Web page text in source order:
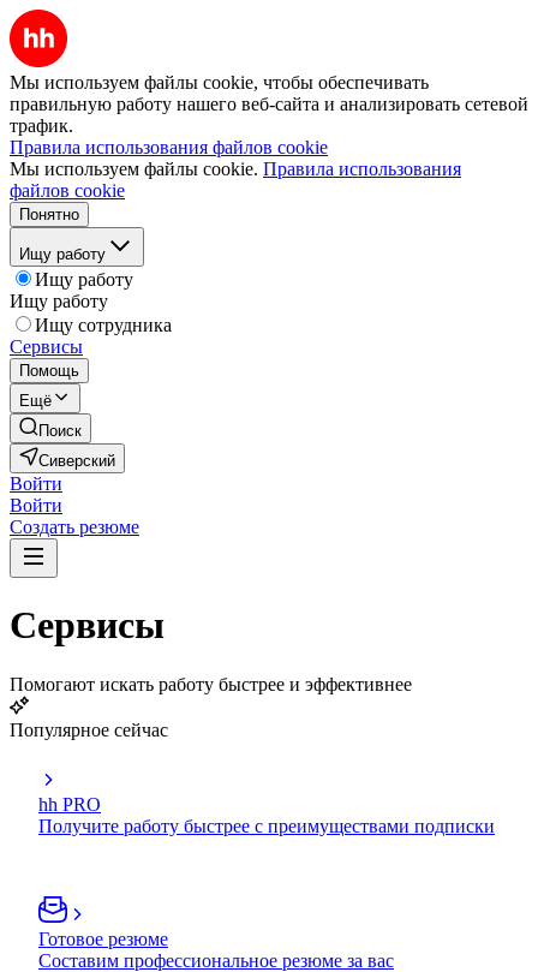
Мы используем файлы cookie, чтобы обеспечивать
правильную работу нашего веб-сайта и анализировать сетевой
трафик.
Правила использования файлов cookie
Мы используем файлы cookie. Правила использования
файлов cookie
Понятно
Ищу работу
Ищу работу
Ищу работу
Ищу сотрудника
Сервисы
Помощь
Ещё
Поиск
Сиверский
Войти
Войти
Создать резюме
Сервисы
Помогают искать работу быстрее и эффективнее
Популярное сейчас
hh PRO
Получите работу быстрее с преимуществами подписки
Готовое резюме
Составим профессиональное резюме за вас